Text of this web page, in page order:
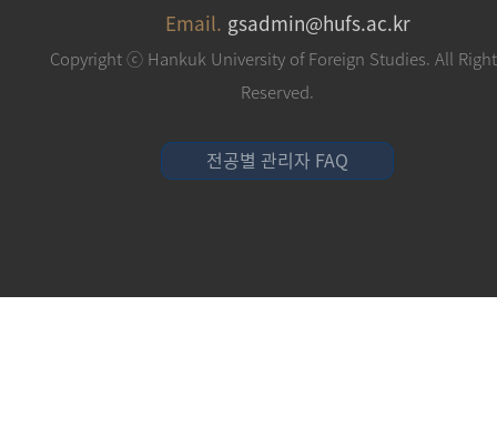
Email. gsadmin@hufs.ac.kr
Copyright ⓒ Hankuk University of Foreign Studies. All
Reserved.
전공별 관리자 FAQ